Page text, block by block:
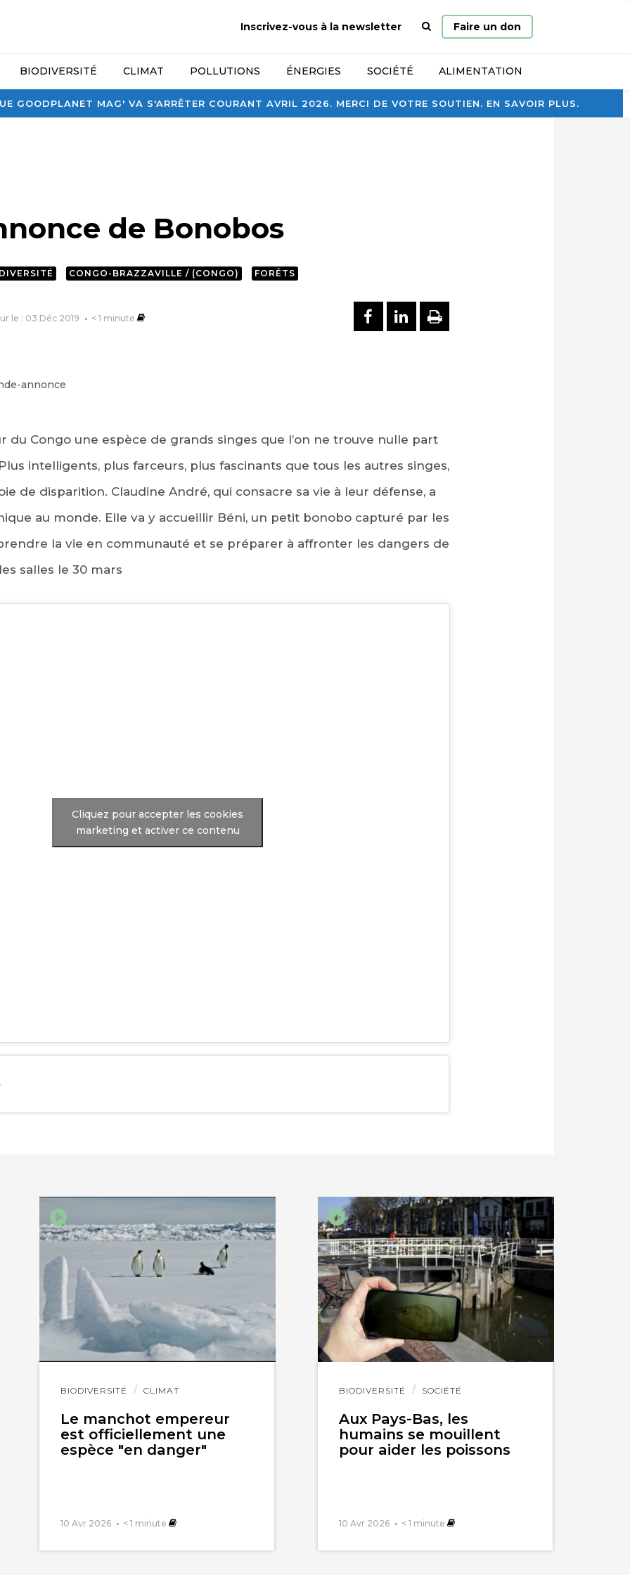
GOODPLANET MAG' VA S'ARRÊTER COURANT AVRIL 2026. MERCI DE VOTRE SOUTIEN. EN SAVOIR PLUS.
Inscrivez-vous à la newsletter
Page
d’accueil
Faire un don
BIODIVERSITÉ CLIMAT POLLUTIONS ÉNERGIES SOCIÉTÉ ALIMENTATION
de Bonobos
CONGO-BRAZZAVILLE / (CONGO) FORÊTS
le : 03 Déc 2019 < 1 minute PARTAGER SUR FACEBOOK
PARTAGER SUR
IMPRIMER
du Congo une espèce de grands singes que l’on ne trouve nulle part
intelligents, plus farceurs, plus fascinants que tous les autres singes,
de disparition. Claudine André, qui consacre sa vie à leur défense, a
au monde. Elle va y accueillir Béni, un petit bonobo capturé par les
la vie en communauté et se préparer à affronter les dangers de
salles le 30 mars
Cliquez pour accepter les cookies
marketing et activer ce contenu
BIODIVERSITÉ CLIMAT
Le manchot empereur
est officiellement une
espèce "en danger"
10 Avr 2026 < 1 minute
Lire
BIODIVERSITÉ SOCIÉTÉ
Aux Pays-Bas, les
humains se mouillent
pour aider les poissons
10 Avr 2026 < 1 minute
Lire